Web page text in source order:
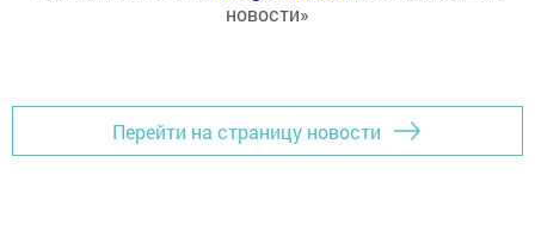
новости»
Перейти на страницу новости